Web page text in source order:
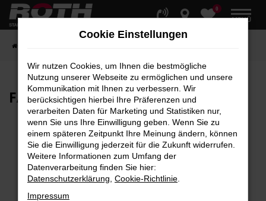
Zum
Hauptinhalt
0
MENÜ
FAHRZEUG-SHOWROOM
Fehler: Network Error
Beim Laden ist ein Fehler aufgetreten.
Hier sind ein paar Tipps, die dir helfen können:
Cookie Einstellungen
Wir nutzen Cookies, um Ihnen die bestmögliche
Nutzung unserer Webseite zu ermöglichen und unsere
Kommunikation mit Ihnen zu verbessern. Wir
berücksichtigen hierbei Ihre Präferenzen und
verarbeiten Daten für Marketing und Statistiken nur,
wenn Sie uns Ihre Einwilligung geben. Wenn Sie zu
einem späteren Zeitpunkt Ihre Meinung ändern, können
Sie die Einwilligung jederzeit für die Zukunft widerrufen.
Weitere Informationen zum Umfang der
Datenverarbeitung finden Sie hier:
Datenschutzerklärung Cookie-Richtlinie
Impressum